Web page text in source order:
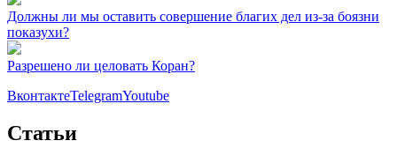
Должны ли мы оставить совершение благих дел из-за боязни
показухи?
Разрешено ли целовать Коран?
ВконтактеTelegramYoutube
Статьи